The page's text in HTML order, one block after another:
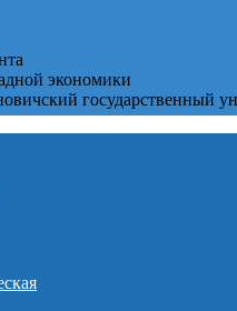
экономики
государственный